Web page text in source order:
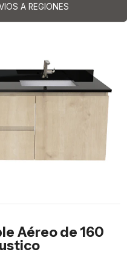
A REGIONES
Aéreo de 160